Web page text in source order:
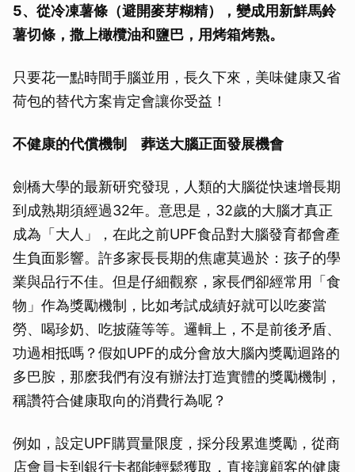
5、從冷凍薯條（避開麥芽糊精），變成用新鮮馬鈴
薯切條，撒上橄欖油和鹽巴，用烤箱烤熟。
只要花一點時間手腦並用，長久下來，美味健康又省
荷包的替代方案肯定會讓你受益！
不健康的代償機制 葬送大腦正面發展機會
劍橋大學的最新研究發現，人類的大腦從快速增長期
到成熟期須經過32年。意思是，32歲的大腦才真正
成為「大人」，在此之前UPF食品對大腦發育都會產
生負面影響。許多家長長期的焦慮莫過於：孩子的學
業與品行不佳。但是仔細觀察，家長們卻經常用「食
物」作為獎勵機制，比如考試成績好就可以吃麥當
勞、喝珍奶、吃披薩等等。邏輯上，不是前後矛盾、
功過相抵嗎？假如UPF的成分會放大腦內獎勵迴路的
多巴胺，那麽我們有沒有辦法打造實體的獎勵機制，
稱讚符合健康取向的消費行為呢？
例如，設定UPF購買量限度，採分段累進獎勵，從商
店會員卡到銀行卡都能輕鬆獲取，直接讓顧客的健康